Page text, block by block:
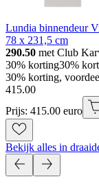
Lundia binnendeur
78 x 231,5 cm
290.50 met Club
30% korting30%
30% korting,
415.00
Prijs: 415.00 euro
Bekijk alles in